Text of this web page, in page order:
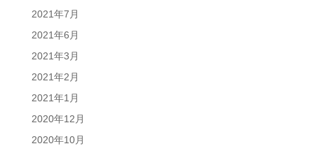
2021年7月
2021年6月
2021年3月
2021年2月
2021年1月
2020年12月
2020年10月